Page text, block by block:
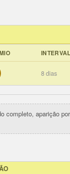
8 dias
completo, aparição